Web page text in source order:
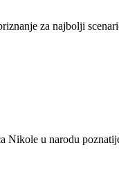
za najbolji
Nikole u narodu